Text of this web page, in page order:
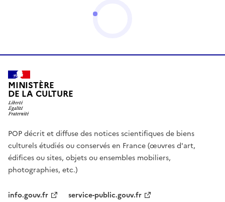
MINISTÈRE
DE LA CULTURE
POP décrit et diffuse des notices scientifiques de biens
culturels étudiés ou conservés en France (œuvres d'art,
édifices ou sites, objets ou ensembles mobiliers,
photographies, etc.)
info.gouv.fr service-public.gouv.fr